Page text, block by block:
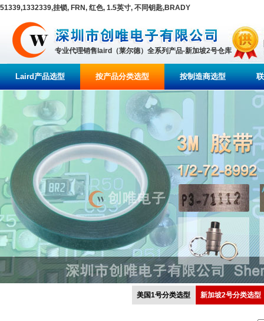
51339,1332339,挂锁, FRN, 红色, 1.5英寸, 不同钥匙,BRADY
专业代理销售laird（莱尔德）全系列产品-新加坡2号仓库
Laird产品选型 按产品分类选型 按制造商选型
美国1号分类选型 新加坡2号分类选型